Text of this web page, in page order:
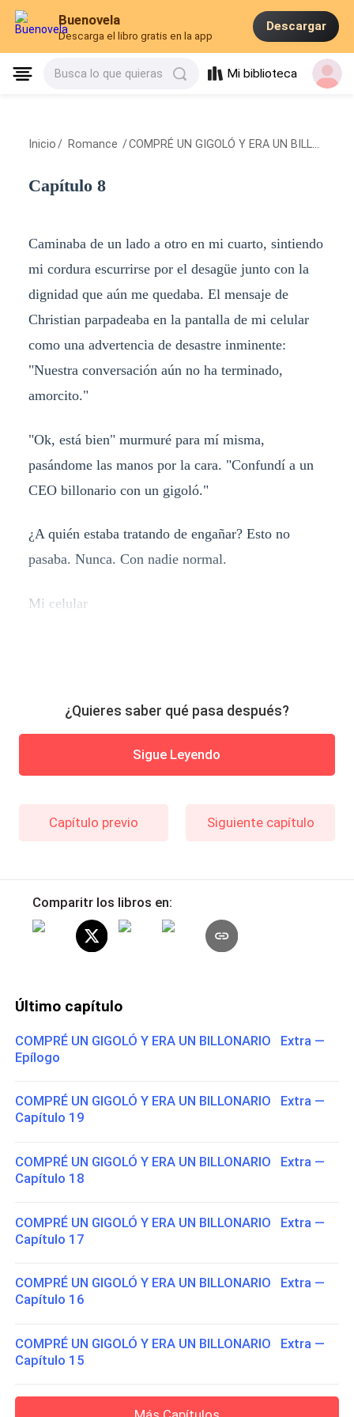
Buenovela
Descarga el libro gratis en la app
Descargar
Busca lo que quieras Mi biblioteca
Inicio / Romance /COMPRÉ UN GIGOLÓ Y ERA UN BILLONARIO
Capítulo 8
Caminaba de un lado a otro en mi cuarto, sintiendo
mi cordura escurrirse por el desagüe junto con la
dignidad que aún me quedaba. El mensaje de
Christian parpadeaba en la pantalla de mi celular
como una advertencia de desastre inminente:
"Nuestra conversación aún no ha terminado,
amorcito."
"Ok, está bien" murmuré para mí misma,
pasándome las manos por la cara. "Confundí a un
CEO billonario con un gigoló."
¿A quién estaba tratando de engañar? Esto no
pasaba. Nunca. Con nadie normal.
Mi celular
¿Quieres saber qué pasa después?
Sigue Leyendo
Capítulo previo Siguiente capítulo
Comparitr los libros en:
Último capítulo
COMPRÉ UN GIGOLÓ Y ERA UN BILLONARIO Extra —
Epílogo
COMPRÉ UN GIGOLÓ Y ERA UN BILLONARIO Extra —
Capítulo 19
COMPRÉ UN GIGOLÓ Y ERA UN BILLONARIO Extra —
Capítulo 18
COMPRÉ UN GIGOLÓ Y ERA UN BILLONARIO Extra —
Capítulo 17
COMPRÉ UN GIGOLÓ Y ERA UN BILLONARIO Extra —
Capítulo 16
COMPRÉ UN GIGOLÓ Y ERA UN BILLONARIO Extra —
Capítulo 15